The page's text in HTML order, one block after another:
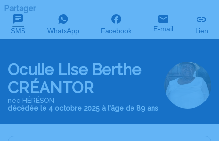
Partager
SMS WhatsApp Facebook E-mail Lien
Oculie Lise Berthe
CRÉANTOR
née HÉRÉSON
décédée le 4 octobre 2025 à l'âge de 89 ans